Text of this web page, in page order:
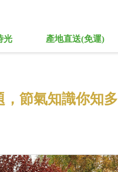
光 產地直送(免運)
，節氣知識你知多